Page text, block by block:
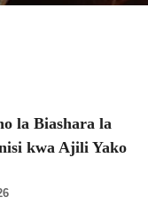
la Biashara la
kwa Ajili Yako